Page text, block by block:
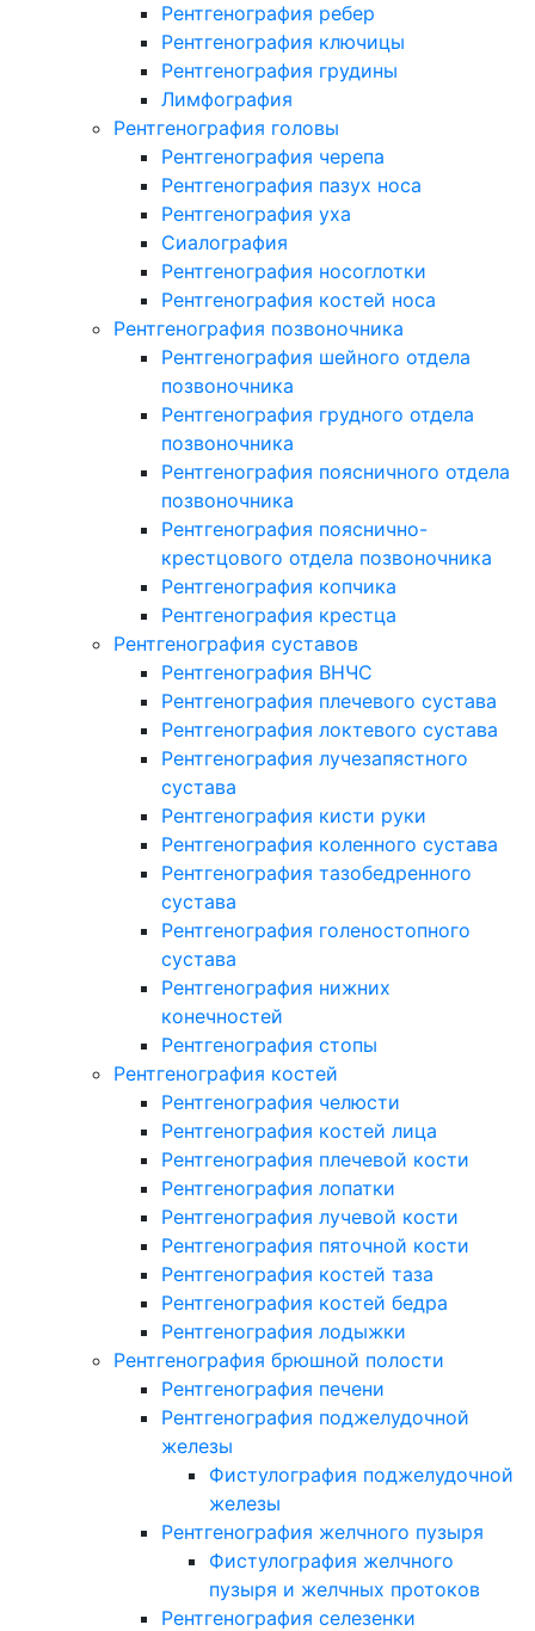
Рентгенография ребер
Рентгенография ключицы
Рентгенография грудины
Лимфография
Рентгенография головы
Рентгенография черепа
Рентгенография пазух носа
Рентгенография уха
Сиалография
Рентгенография носоглотки
Рентгенография костей носа
Рентгенография позвоночника
Рентгенография шейного отдела
позвоночника
Рентгенография грудного отдела
позвоночника
Рентгенография поясничного отдела
позвоночника
Рентгенография пояснично-
крестцового отдела позвоночника
Рентгенография копчика
Рентгенография крестца
Рентгенография суставов
Рентгенография ВНЧС
Рентгенография плечевого сустава
Рентгенография локтевого сустава
Рентгенография лучезапястного
сустава
Рентгенография кисти руки
Рентгенография коленного сустава
Рентгенография тазобедренного
сустава
Рентгенография голеностопного
сустава
Рентгенография нижних
конечностей
Рентгенография стопы
Рентгенография костей
Рентгенография челюсти
Рентгенография костей лица
Рентгенография плечевой кости
Рентгенография лопатки
Рентгенография лучевой кости
Рентгенография пяточной кости
Рентгенография костей таза
Рентгенография костей бедра
Рентгенография лодыжки
Рентгенография брюшной полости
Рентгенография печени
Рентгенография поджелудочной
железы
Фистулография поджелудочной
железы
Рентгенография желчного пузыря
Фистулография желчного
пузыря и желчных протоков
Рентгенография селезенки